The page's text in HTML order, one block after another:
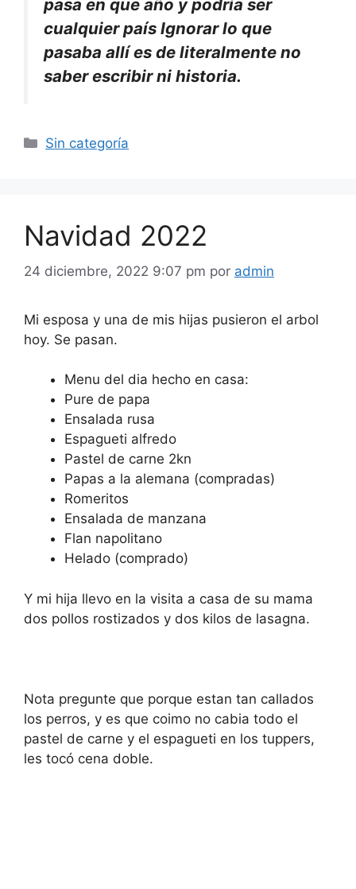
pasa en que año y podría ser
cualquier país Ignorar lo que
pasaba allí es de literalmente no
saber escribir ni historia.
Categorías
Sin categoría
Navidad 2022
24 diciembre, 2022 9:07 pm por admin
Mi esposa y una de mis hijas pusieron el arbol
hoy. Se pasan.
Menu del dia hecho en casa:
Pure de papa
Ensalada rusa
Espagueti alfredo
Pastel de carne 2kn
Papas a la alemana (compradas)
Romeritos
Ensalada de manzana
Flan napolitano
Helado (comprado)
Y mi hija llevo en la visita a casa de su mama
dos pollos rostizados y dos kilos de lasagna.
Nota pregunte que porque estan tan callados
los perros, y es que coimo no cabia todo el
pastel de carne y el espagueti en los tuppers,
les tocó cena doble.